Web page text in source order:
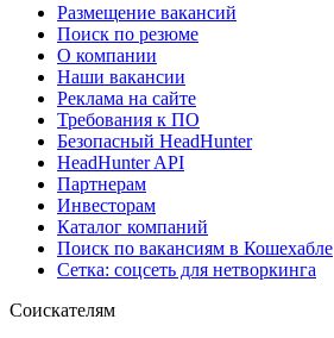
Размещение вакансий
Поиск по резюме
О компании
Наши вакансии
Реклама на сайте
Требования к ПО
Безопасный HeadHunter
HeadHunter API
Партнерам
Инвесторам
Каталог компаний
Поиск по вакансиям в Кошехабле
Сетка: соцсеть для нетворкинга
Соискателям